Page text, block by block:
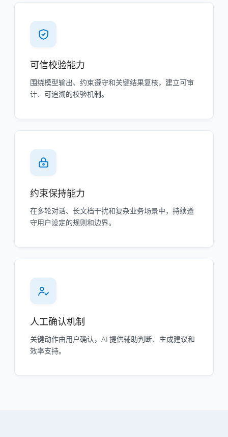
可信校验能力
围绕模型输出、约束遵守和关键结果复核，建立可审
计、可追溯的校验机制。
约束保持能力
在多轮对话、长文档干扰和复杂业务场景中，持续遵
守用户设定的规则和边界。
人工确认机制
关键动作由用户确认，AI 提供辅助判断、生成建议和
效率支持。